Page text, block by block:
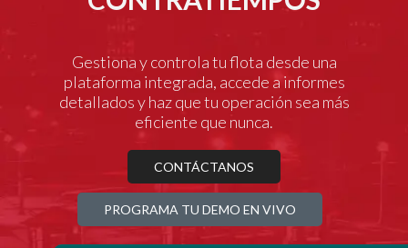
Gestiona y controla tu flota desde una
plataforma integrada, accede a informes
detallados y haz que tu operación sea más
eficiente que nunca.
CONTÁCTANOS
PROGRAMA TU DEMO EN VIVO